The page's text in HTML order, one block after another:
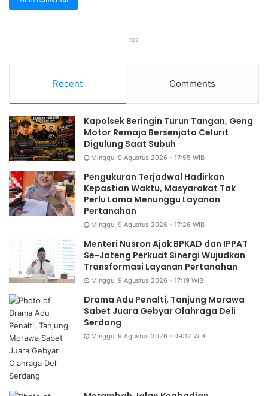
tes
Recent Comments
Kapolsek Beringin Turun Tangan, Geng
Motor Remaja Bersenjata Celurit
Digulung Saat Subuh
Minggu, 9 Agustus 2026 - 17:55 WIB
Pengukuran Terjadwal Hadirkan
Kepastian Waktu, Masyarakat Tak
Perlu Lama Menunggu Layanan
Pertanahan
Minggu, 9 Agustus 2026 - 17:26 WIB
Menteri Nusron Ajak BPKAD dan IPPAT
Se-Jateng Perkuat Sinergi Wujudkan
Transformasi Layanan Pertanahan
Minggu, 9 Agustus 2026 - 17:19 WIB
Drama Adu Penalti, Tanjung Morawa
Sabet Juara Gebyar Olahraga Deli
Serdang
Minggu, 9 Agustus 2026 - 09:12 WIB